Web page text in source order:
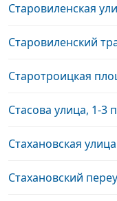
Старовиленская
Старовиленский
Старотроицкая
Стасова улица, 1-3
Стахановская улица
Стахановский